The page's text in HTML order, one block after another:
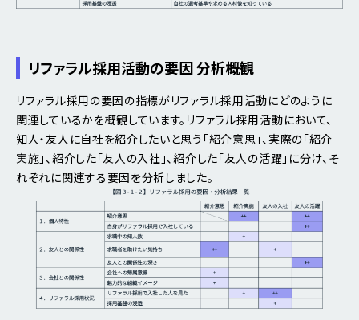
リファラル採用活動の要因 分析概観
リファラル採用の要因の指標がリファラル採用活動にどのように
関連しているかを概観しています。リファラル採用活動において、
知人・友人に自社を紹介したいと思う「紹介意思」、実際の「紹介
実施」、紹介した「友人の入社」、紹介した「友人の活躍」に分け、そ
れぞれに関連する要因を分析しました。